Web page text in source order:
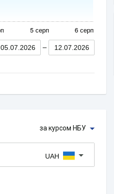
05.07.2026 12.07.2026
за курсом НБУ
UAH